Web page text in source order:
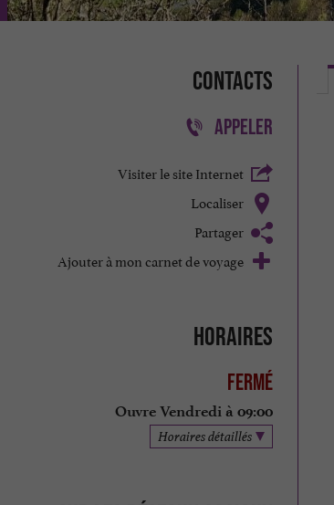
Contacts
APPELER
Visiter le site Internet
Localiser
Partager
Ajouter à mon carnet de voyage
Horaires
Fermé
Ouvre Vendredi à 09:00
Horaires détaillés